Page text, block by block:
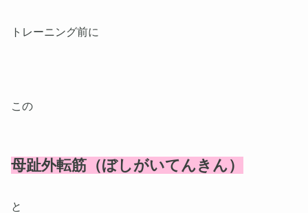
トレーニング前に
この
母趾外転筋（ぼしがいてんきん）
と